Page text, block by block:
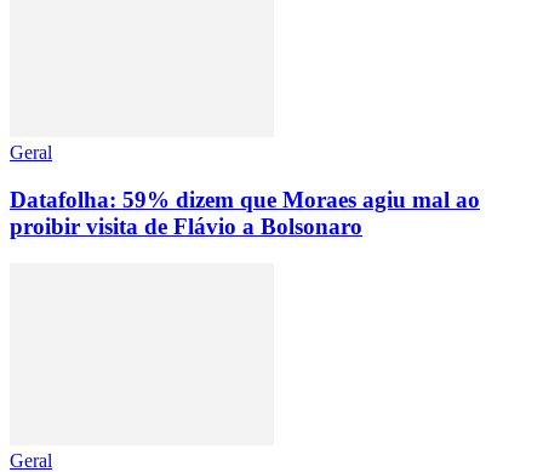
Geral
Datafolha: 59% dizem que Moraes agiu mal ao
proibir visita de Flávio a Bolsonaro
Geral